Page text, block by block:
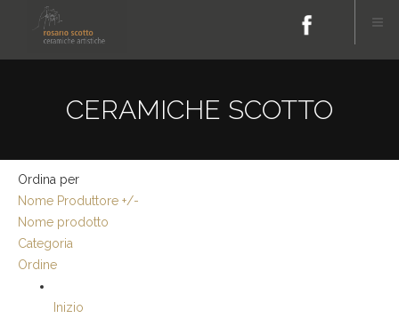
CERAMICHE SCOTTO
Ordina per
Nome Produttore +/-
Nome prodotto
Categoria
Ordine
Inizio